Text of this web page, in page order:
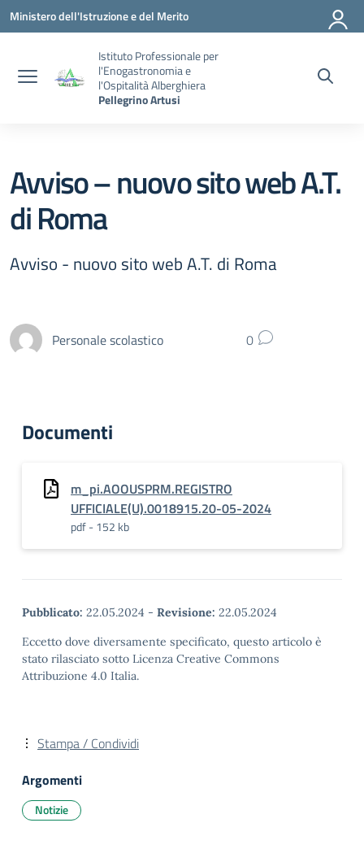
Vai ai contenuti
Vai al menu di navigazione
Vai al footer
Ministero dell'Istruzione e del Merito
Istituto Professionale per
l'Enogastronomia e
l'Ospitalità Alberghiera
Pellegrino Artusi
Avviso – nuovo sito web A.T.
di Roma
Avviso - nuovo sito web A.T. di Roma
Personale scolastico 0
Documenti
m_pi.AOOUSPRM.REGISTRO
UFFICIALE(U).0018915.20-05-2024
pdf - 152 kb
Pubblicato: 22.05.2024 - Revisione: 22.05.2024
Eccetto dove diversamente specificato, questo articolo è
stato rilasciato sotto Licenza Creative Commons
Attribuzione 4.0 Italia.
Stampa / Condividi
Argomenti
Notizie